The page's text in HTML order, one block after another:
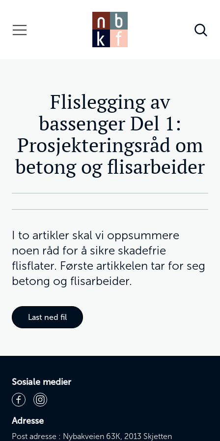
Flislegging av
bassenger Del 1:
Prosjekteringsråd om
betong og flisarbeider
I to artikler skal vi oppsummere
noen råd for å sikre skadefrie
flisflater. Første artikkelen tar for seg
betong og flisarbeider.
Last ned fil
Sosiale medier
Adresse
Post adresse : Nybakveien 63K, 2013 Skjetten